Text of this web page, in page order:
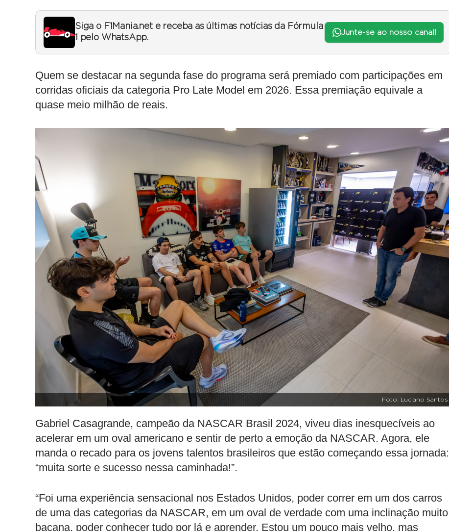
Siga o F1Mania.net e receba as últimas notícias da Fórmula
1 pelo WhatsApp.
Junte-se ao nosso canal!
Quem se destacar na segunda fase do programa será premiado com participações em
corridas oficiais da categoria Pro Late Model em 2026. Essa premiação equivale a
quase meio milhão de reais.
Foto: Luciano Santos
Gabriel Casagrande, campeão da NASCAR Brasil 2024, viveu dias inesquecíveis ao
acelerar em um oval americano e sentir de perto a emoção da NASCAR. Agora, ele
manda o recado para os jovens talentos brasileiros que estão começando essa jornada:
“muita sorte e sucesso nessa caminhada!”.
“Foi uma experiência sensacional nos Estados Unidos, poder correr em um dos carros
de uma das categorias da NASCAR, em um oval de verdade com uma inclinação muito
bacana, poder conhecer tudo por lá e aprender. Estou um pouco mais velho, mas